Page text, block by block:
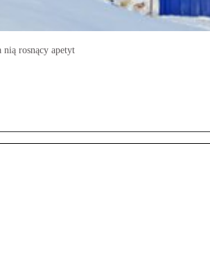
nią rosnący apetyt